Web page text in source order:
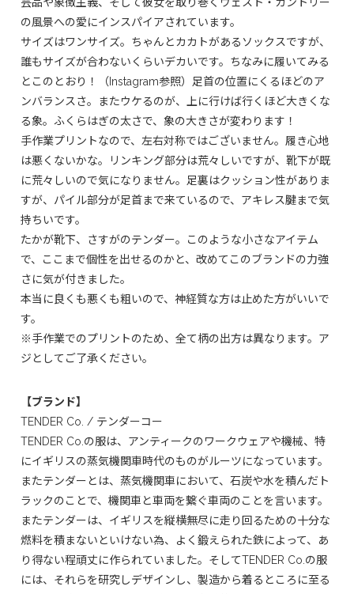
の風景への愛にインスパイアされています。
サイズはワンサイズ。ちゃんとカカトがあるソックスですが、
誰もサイズが合わないくらいデカいです。ちなみに履いてみる
とこのとおり！（Instagram参照）足首の位置にくるほどのア
ンバランスさ。またウケるのが、上に行けば行くほど大きくな
る象。ふくらはぎの太さで、象の大きさが変わります！
手作業プリントなので、左右対称ではございません。履き心地
は悪くないかな。リンキング部分は荒々しいですが、靴下が既
に荒々しいので気になりません。足裏はクッション性がありま
すが、パイル部分が足首まで来ているので、アキレス腱まで気
持ちいです。
たかが靴下、さすがのテンダー。このような小さなアイテム
で、ここまで個性を出せるのかと、改めてこのブランドの力強
さに気が付きました。
本当に良くも悪くも粗いので、神経質な方は止めた方がいいで
す。
※手作業でのプリントのため、全て柄の出方は異なります。ア
ジとしてご了承ください。
【ブランド】
TENDER Co. / テンダーコー
TENDER Co.の服は、アンティークのワークウェアや機械、特
にイギリスの蒸気機関車時代のものがルーツになっています。
またテンダーとは、蒸気機関車において、石炭や水を積んだト
ラックのことで、機関車と車両を繋ぐ車両のことを言います。
またテンダーは、イギリスを縦横無尽に走り回るための十分な
燃料を積まないといけない為、よく鍛えられた鉄によって、あ
り得ない程頑丈に作られていました。そしてTENDER Co.の服
には、それらを研究しデザインし、製造から着るところに至る